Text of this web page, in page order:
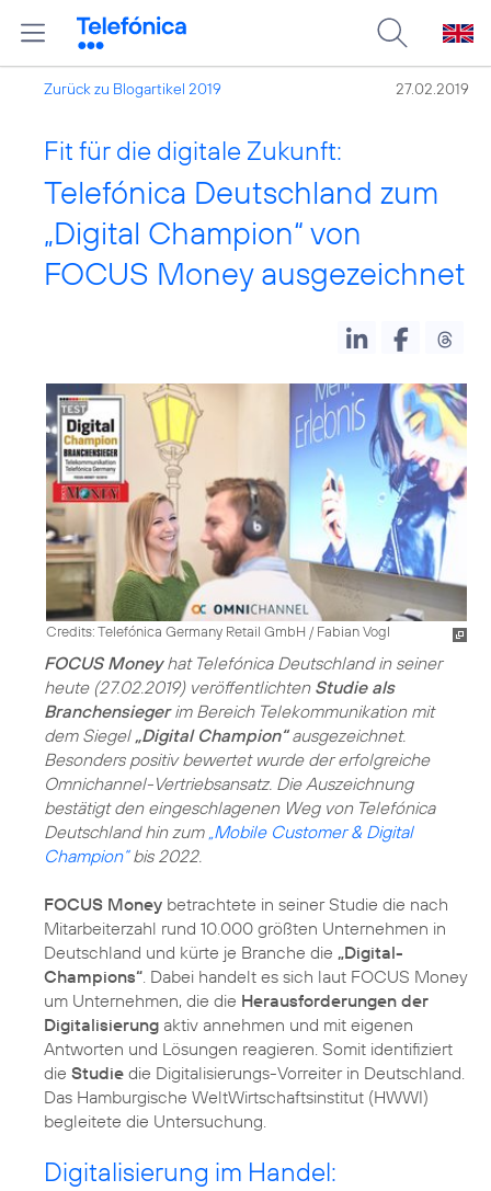
Zurück zu Blogartikel 2019 27.02.2019
Fit für die digitale Zukunft:
Telefónica Deutschland zum
„Digital Champion“ von
FOCUS Money ausgezeichnet
Credits: Telefónica Germany Retail GmbH / Fabian Vogl
FOCUS Moneyhat Telefónica Deutschland in seiner
heute (27.02.2019) veröffentlichten Studie als
Branchensiegerim Bereich Telekommunikation mit
dem Siegel „Digital Champion“ausgezeichnet.
Besonders positiv bewertet wurde der erfolgreiche
Omnichannel-Vertriebsansatz. Die Auszeichnung
bestätigt den eingeschlagenen Weg von Telefónica
Deutschland hin zum „Mobile Customer & Digital
Champion“bis 2022.
FOCUS Money betrachtete in seiner Studie die nach
Mitarbeiterzahl rund 10.000 größten Unternehmen in
Deutschland und kürte je Branche die „Digital-
Champions“ . Dabei handelt es sich laut FOCUS Money
um Unternehmen, die die Herausforderungen der
Digitalisierung aktiv annehmen und mit eigenen
Antworten und Lösungen reagieren. Somit identifiziert
die Studie die Digitalisierungs-Vorreiter in Deutschland.
Das Hamburgische WeltWirtschaftsinstitut (HWWI)
begleitete die Untersuchung.
Digitalisierung im Handel: